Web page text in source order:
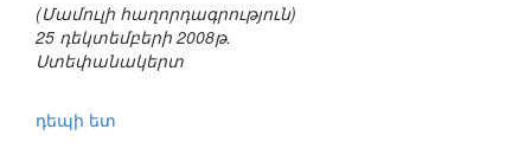
(Մամուլի հաղորդագրություն)
25 դեկտեմբերի 2008թ.
Ստեփանակերտ
դեպի ետ